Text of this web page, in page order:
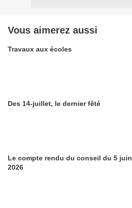
Vous aimerez aussi
Travaux aux écoles
Des 14-juillet, le dernier fêté
Le compte rendu du conseil du 5 juin
2026